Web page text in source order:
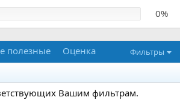
0%
полезные Оценка
Фильтры
Вашим фильтрам.